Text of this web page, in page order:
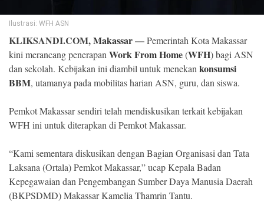
-
All
reserved
Ilustrasi: WFH ASN
KLIKSANDI.COM,Makassar—Pemerintah Kota Makassar
kini merancang penerapan Work From Home(WFH) bagi ASN
dan sekolah. Kebijakan ini diambil untuk menekan konsumsi
BBM, utamanya pada mobilitas harian ASN, guru, dan siswa.
Pemkot Makassar sendiri telah mendiskusikan terkait kebijakan
WFH ini untuk diterapkan di Pemkot Makassar.
“Kami sementara diskusikan dengan Bagian Organisasi dan Tata
Laksana (Ortala) Pemkot Makassar,” ucap Kepala Badan
Kepegawaian dan Pengembangan Sumber Daya Manusia Daerah
(BKPSDMD) Makassar Kamelia Thamrin Tantu.